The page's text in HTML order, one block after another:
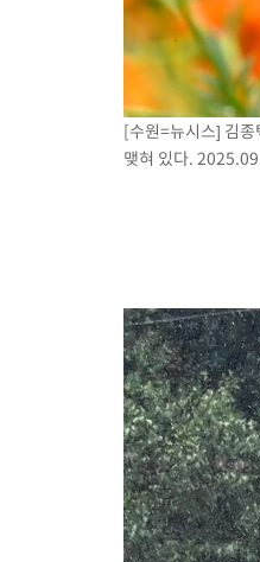
[수원=뉴시스] 김종
맺혀 있다.